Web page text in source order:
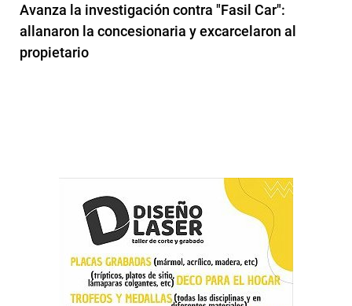
Avanza la investigación contra "Fasil Car":
allanaron la concesionaria y excarcelaron al
propietario